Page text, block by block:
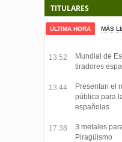
TITULARES
ÚLTIMA HORA MÁS
13:52
Mundial de
tiradores
13:44
Presentan el
pública para
españolas
17:38
3 metales
Piragüismo